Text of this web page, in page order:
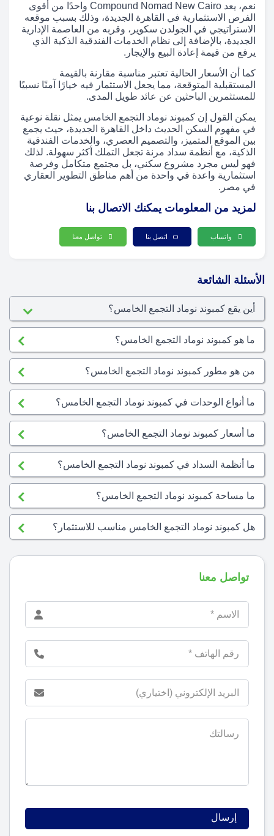
نعم، يعد Compound Nomad New Cairo واحدًا من أقوى
الفرص الاستثمارية في القاهرة الجديدة، وذلك بسبب موقعه
الاستراتيجي في الجولدن سكوير، وقربه من العاصمة الإدارية
الجديدة، بالإضافة إلى نظام الخدمات الفندقية الذكية الذي
يرفع من قيمة إعادة البيع والإيجار.
كما أن الأسعار الحالية تعتبر مناسبة مقارنة بالقيمة
المستقبلية المتوقعة، مما يجعل الاستثمار فيه خيارًا آمنًا نسبيًا
للمستثمرين الباحثين عن عائد طويل المدى.
يمكن القول إن كمبوند نوماد التجمع الخامس يمثل نقلة نوعية
في مفهوم السكن الحديث داخل القاهرة الجديدة، حيث يجمع
بين الموقع المتميز، والتصميم العصري، والخدمات الفندقية
الذكية، مع أنظمة سداد مرنة تجعل التملك أكثر سهولة. لذلك
فهو ليس مجرد مشروع سكني، بل مجتمع متكامل وفرصة
استثمارية واعدة في واحدة من أهم مناطق التطوير العقاري
في مصر.
لمزيد من المعلومات يمكنك الاتصال بنا
واتساب اتصل بنا تواصل معنا
الأسئلة الشائعة
أين يقع كمبوند نوماد التجمع الخامس؟
ما هو كمبوند نوماد التجمع الخامس؟
من هو مطور كمبوند نوماد التجمع الخامس؟
ما أنواع الوحدات في كمبوند نوماد التجمع الخامس؟
ما أسعار كمبوند نوماد التجمع الخامس؟
ما أنظمة السداد في كمبوند نوماد التجمع الخامس؟
ما مساحة كمبوند نوماد التجمع الخامس؟
هل كمبوند نوماد التجمع الخامس مناسب للاستثمار؟
تواصل معنا